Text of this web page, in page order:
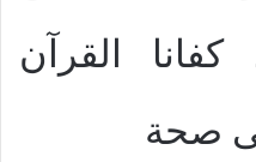
القرآن
صحة